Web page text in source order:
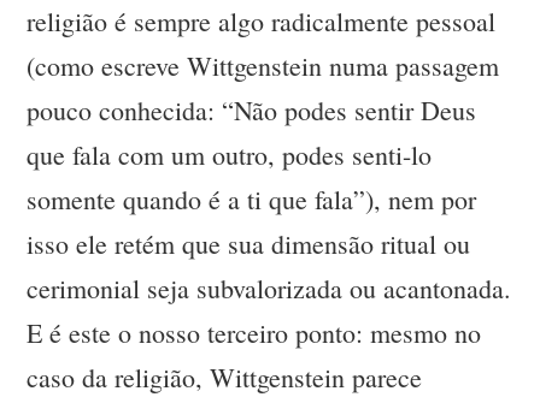
religião é sempre algo radicalmente pessoal
(como escreve Wittgenstein numa passagem
pouco conhecida: “Não podes sentir Deus
que fala com um outro, podes senti-lo
somente quando é a ti que fala”), nem por
isso ele retém que sua dimensão ritual ou
cerimonial seja subvalorizada ou acantonada.
E é este o nosso terceiro ponto: mesmo no
caso da religião, Wittgenstein parece